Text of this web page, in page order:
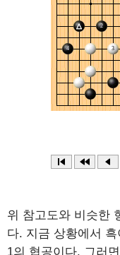
위 참고도와 비슷한
다. 지금 상황에서
1의 협공이다. 그러